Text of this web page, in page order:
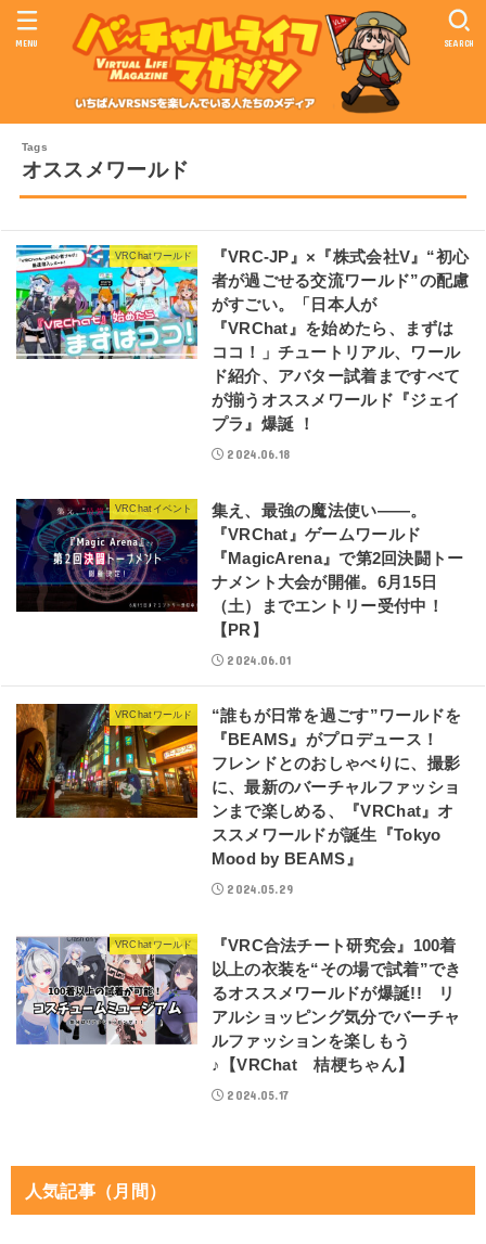
SEARCH
MENU
オススメワールド
VRChatワールド
『VRC-JP』×『株式会社V』“初心
者が過ごせる交流ワールド”の配慮
がすごい。「日本人が
『VRChat』を始めたら、まずは
ココ！」チュートリアル、ワール
ド紹介、アバター試着まですべて
が揃うオススメワールド『ジェイ
プラ』爆誕 ！
2024.06.18
VRChatイベント
集え、最強の魔法使い――。
『VRChat』ゲームワールド
『MagicArena』で第2回決闘トー
ナメント大会が開催。6月15日
（土）までエントリー受付中！
【PR】
2024.06.01
VRChatワールド
“誰もが日常を過ごす”ワールドを
『BEAMS』がプロデュース！
フレンドとのおしゃべりに、撮影
に、最新のバーチャルファッショ
ンまで楽しめる、『VRChat』オ
ススメワールドが誕生『Tokyo
Mood by BEAMS』
2024.05.29
VRChatワールド
『VRC合法チート研究会』100着
以上の衣装を“その場で試着”でき
るオススメワールドが爆誕!! リ
アルショッピング気分でバーチャ
ルファッションを楽しもう
♪【VRChat 桔梗ちゃん】
2024.05.17
人気記事（月間）